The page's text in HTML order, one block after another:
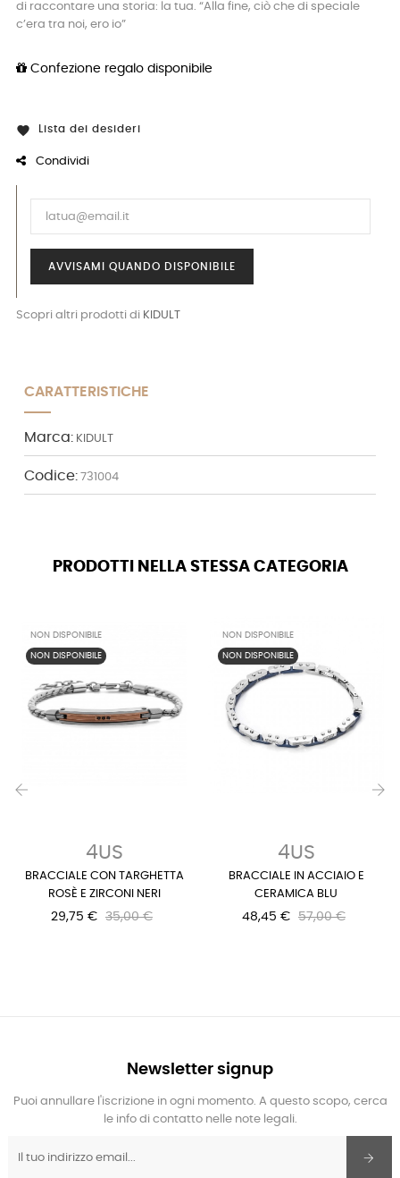
di raccontare una storia: la tua. “Alla fine, ciò che di speciale
c’era tra noi, ero io”
Confezione regalo disponibile
 Lista dei desideri
Condividi
AVVISAMI QUANDO DISPONIBILE
Scopri altri prodotti di KIDULT
CARATTERISTICHE
Marca: KIDULT
Codice: 731004
PRODOTTI NELLA STESSA CATEGORIA
NON DISPONIBILE
NON DISPONIBILE
4US
BRACCIALE CON TARGHETTA
ROSÈ E ZIRCONI NERI
29,75 € 35,00 €
NON DISPONIBILE
NON DISPONIBILE
4US
BRACCIALE IN ACCIAIO E
CERAMICA BLU
48,45 € 57,00 €
Newsletter signup
Puoi annullare l'iscrizione in ogni momento. A questo scopo, cerca
le info di contatto nelle note legali.